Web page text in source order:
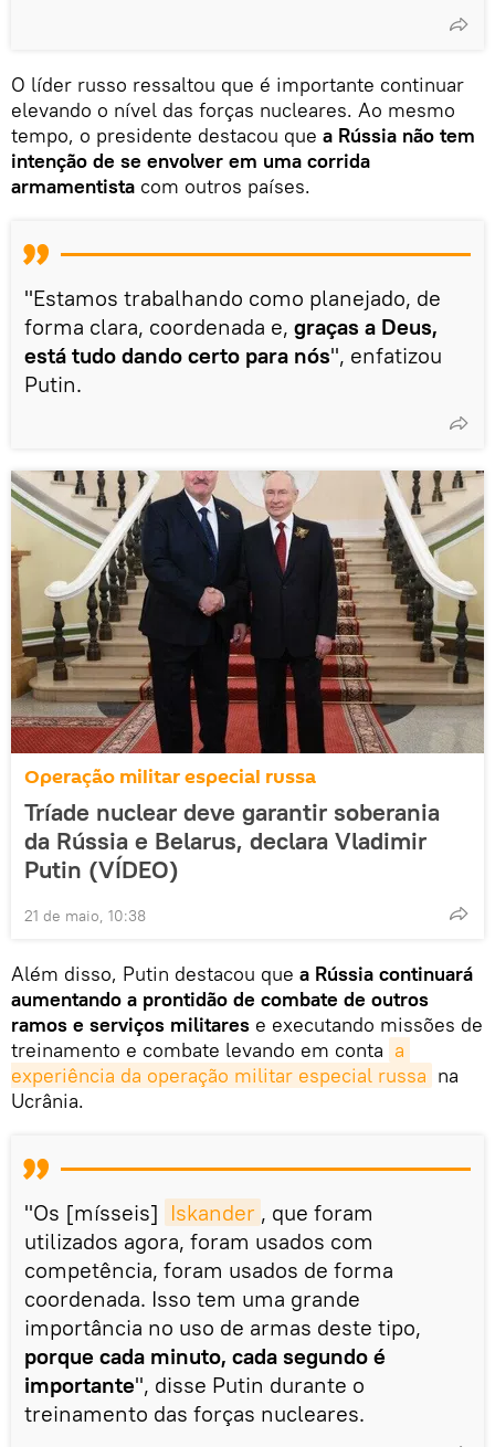
O líder russo ressaltou que é importante continuar
elevando o nível das forças nucleares. Ao mesmo
tempo, o presidente destacou que a Rússia não tem
intenção de se envolver em uma corrida
armamentista com outros países.
"Estamos trabalhando como planejado, de
forma clara, coordenada e, graças a Deus,
está tudo dando certo para nós", enfatizou
Putin.
Operação militar especial russa
Tríade nuclear deve garantir soberania
da Rússia e Belarus, declara Vladimir
Putin (VÍDEO)
21 de maio, 10:38
Além disso, Putin destacou que a Rússia continuará
aumentando a prontidão de combate de outros
ramos e serviços militares e executando missões de
treinamento e combate levando em conta a
experiência da operação militar especial russa na
Ucrânia.
"Os [mísseis] Iskander , que foram
utilizados agora, foram usados com
competência, foram usados de forma
coordenada. Isso tem uma grande
importância no uso de armas deste tipo,
porque cada minuto, cada segundo é
importante", disse Putin durante o
treinamento das forças nucleares.